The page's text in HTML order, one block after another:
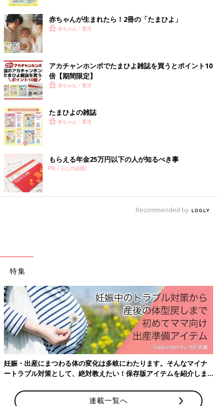
もしれませんね。フードは取り外せるそうです。こちらは2,970
円（税込）の商品のようです。
フリル付きのロンパースがお上品！
にちょうどよいですね。
ビー＆キッズ服4選
少しずつ気温も下がり、日も短くなってきまし
たね。秋冬服も活躍する時期になりました。今
回は、ベルメゾンの色違い＆おそろい秋冬ベー
ビ＆キッズ服をインスタグラムの投稿よりご紹
介します。種類やサイズが豊富だと、いろいろ
欲しくなっちゃいますね！
ベルメゾンの秋冬ベビー服をご紹介しました。そろそろ本格的に
寒くなってくる季節です。お気に入りのかわいい服が見つかると
いいですね。
(文：まり)
※記事内容でご紹介している投稿、リンク先は、削除される場合
があります。あらかじめご了承ください。
赤ちゃんが生まれたら！2冊の「たまひよ」
赤ちゃん・育児
アカチャンホンポでたまひよ雑誌を買うとポイント10
倍【期間限定】
赤ちゃん・育児
たまひよの雑誌
赤ちゃん・育児
もらえる年金25万円以下の人が知るべき事
PR(くらしの話題)
Recommended by
特集
妊娠・出産にまつわる体の変化は多岐にわたります。そんなマイナ
ートラブル対策として、絶対教えたい！保存版アイテムを紹介しま
連載一覧へ